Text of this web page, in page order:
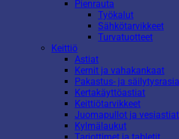
Pienrauta
Työkalut
Sähkötarvikkeet
Turvatuotteet
Keittiö
Astiat
Kernit ja vahakankaat
Pakastus- ja
Kertakäyttöastiat
Keittiötarvikkeet
Juomapullot ja vesiastiat
Kylmälaukut